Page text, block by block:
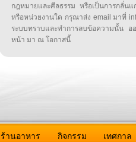
กฎหมายและศีลธรรม หรือเป็นการกลั่น
หรือหน่วยงานใด กรุณาส่ง email มาที่
ระบบทราบและทำการลบข้อความนั้น
หน้า มา ณ โอกาสนี้
ร้านอาหาร กิจกรรม เทศกาล